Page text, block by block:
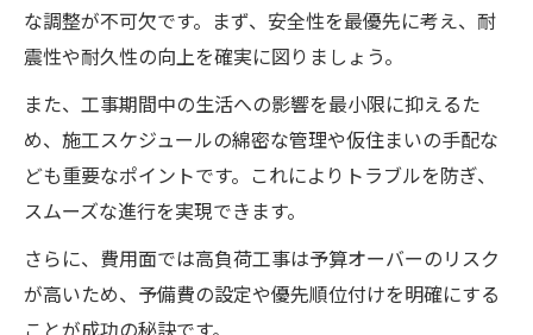
な調整が不可欠です。まず、安全性を最優先に考え、耐
震性や耐久性の向上を確実に図りましょう。
また、工事期間中の生活への影響を最小限に抑えるた
め、施工スケジュールの綿密な管理や仮住まいの手配な
ども重要なポイントです。これによりトラブルを防ぎ、
スムーズな進行を実現できます。
さらに、費用面では高負荷工事は予算オーバーのリスク
が高いため、予備費の設定や優先順位付けを明確にする
ことが成功の秘訣です。